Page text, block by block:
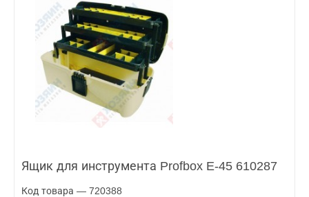
Ящик для инструмента Profbox E-45 610287
Код товара — 720388